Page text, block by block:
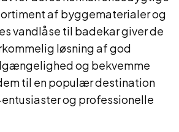
af byggematerialer og
vandlåse til badekar giver de
løsning af god
og bekvemme
til en populær destination
og professionelle